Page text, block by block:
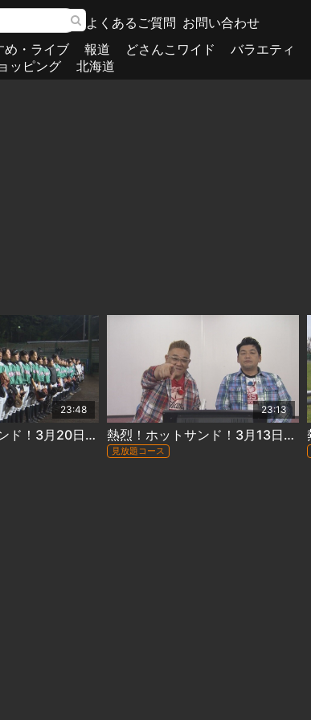
よくあるご質問 お問い合わせ
め・ライブ 報道 どさんこワイド バラエティ
ッピング 北海道
23:48
熱烈！ホットサンド！3月20日放送 ＃341「俺たちの部活動 完結編②」
23:13
熱烈！ホットサンド！3月13日放送 #340｢俺たちの部活動 完結編１｣
見放題コース